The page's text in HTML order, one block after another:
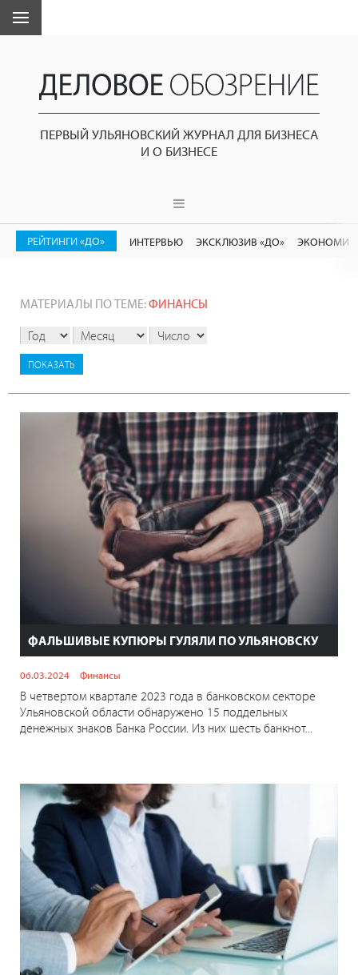
ПЕРВЫЙ УЛЬЯНОВСКИЙ ЖУРНАЛ ДЛЯ БИЗНЕСА
И О БИЗНЕСЕ
РЕЙТИНГИ «ДО» ИНТЕРВЬЮ ЭКСКЛЮЗИВ «ДО»
МАТЕРИАЛЫ ПО ТЕМЕ:ФИНАНСЫ
ФАЛЬШИВЫЕ КУПЮРЫ ГУЛЯЛИ ПО УЛЬЯНОВСКУ
06.03.2024 Финансы
В четвертом квартале 2023 года в банковском секторе
Ульяновской области обнаружено 15 поддельных
денежных знаков Банка России. Из них шесть банкнот...